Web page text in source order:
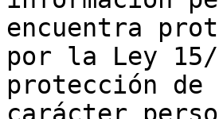
encuentra
por la Ley 15/
protección de